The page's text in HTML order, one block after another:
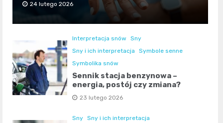
24 lutego 2026
Interpretacja snów
Sny
Sny i ich interpretacja
Symbole senne
Symbolika snów
Sennik stacja benzynowa –
energia, postój czy zmiana?
23 lutego 2026
Sny Sny i ich interpretacja